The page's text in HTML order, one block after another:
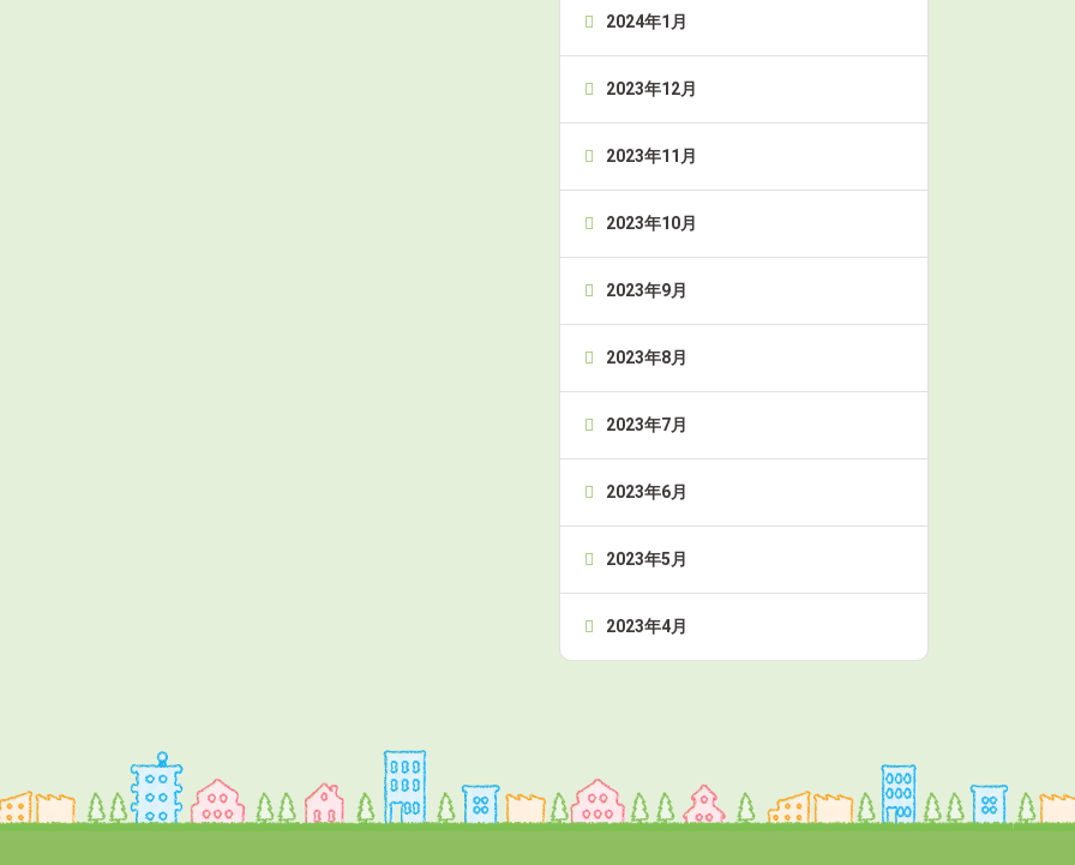
2024年1月
2023年12月
2023年11月
2023年10月
2023年9月
2023年8月
2023年7月
2023年6月
2023年5月
2023年4月